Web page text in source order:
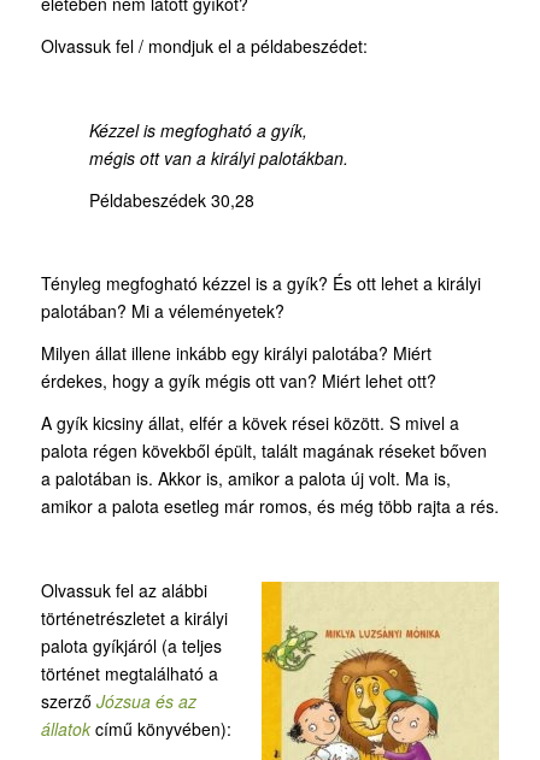
Olvassuk fel / mondjuk el a példabeszédet:
Kézzel is megfogható a gyík,
mégis ott van a királyi palotákban.
Példabeszédek 30,28
Tényleg megfogható kézzel is a gyík? És ott lehet a királyi
palotában? Mi a véleményetek?
Milyen állat illene inkább egy királyi palotába? Miért
érdekes, hogy a gyík mégis ott van? Miért lehet ott?
A gyík kicsiny állat, elfér a kövek rései között. S mivel a
palota régen kövekből épült, talált magának réseket bőven
a palotában is. Akkor is, amikor a palota új volt. Ma is,
amikor a palota esetleg már romos, és még több rajta a rés.
Olvassuk fel az alábbi
történetrészletet a királyi
palota gyíkjáról (a teljes
történet megtalálható a
szerző Józsua és az
állatokcímű könyvében):